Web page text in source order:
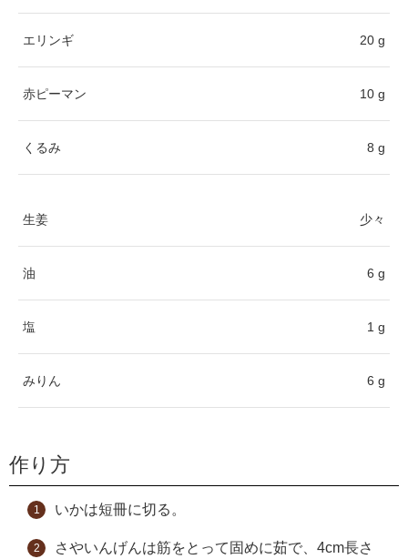
エリンギ 20 g
赤ピーマン 10 g
くるみ 8 g
生姜 少々
油 6 g
塩 1 g
みりん 6 g
作り方
いかは短冊に切る。
さやいんげんは筋をとって固めに茹で、4cm長さ